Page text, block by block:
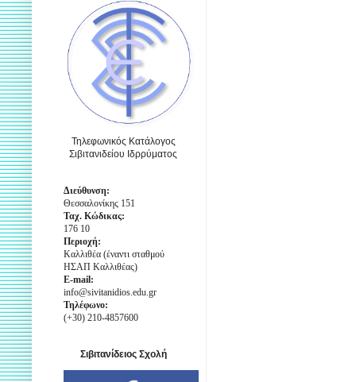
Τηλεφωνικός Κατάλογος
Σιβιτανιδείου Ιδρρύματος
Διεύθυνση:
Θεσσαλονίκης 151
Ταχ. Κώδικας:
176 10
Περιοχή:
Καλλιθέα (έναντι σταθμού
ΗΣΑΠ Καλλιθέας)
E-mail:
info@sivitanidios.edu.gr
Τηλέφωνο:
(+30) 210-4857600
Σιβιτανίδειος Σχολή